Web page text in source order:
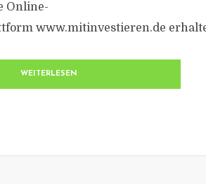
Online-
www.mitinvestieren.de
WEITERLESEN